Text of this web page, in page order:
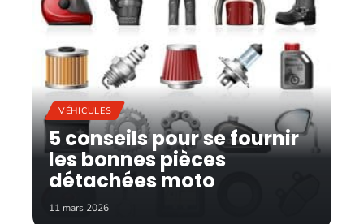
VÉHICULES
5 conseils pour se fournir
les bonnes pièces
détachées moto
11 mars 2026